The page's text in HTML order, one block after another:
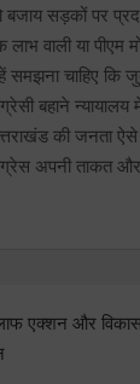
बजाय सड़कों पर
वाली या पीएम
समझना चाहिए कि
बहाने
की जनता ऐसे
अपनी ताकत
एक्शन और विकास